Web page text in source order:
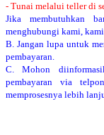
- Tunai melalui teller di
Jika membutuhkan
menghubungi kami,
B. Jangan lupa untuk
pembayaran.
C. Mohon
pembayaran via
memprosesnya lebih